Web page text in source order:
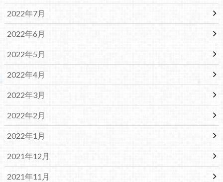
2022年7月
2022年6月
2022年5月
2022年4月
2022年3月
2022年2月
2022年1月
2021年12月
2021年11月